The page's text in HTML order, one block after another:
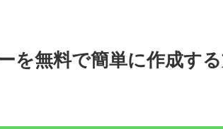
を無料で簡単に作成す